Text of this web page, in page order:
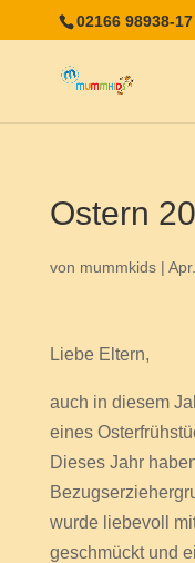
02166 98938-17
Ostern
von mummkids|
Liebe Eltern,
auch in diesem
eines
Dieses Jahr
wurde liebevoll
geschmückt und